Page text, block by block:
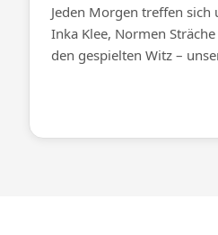
Jeden Morgen treffen
Inka Klee, Normen
den gespielten Witz –